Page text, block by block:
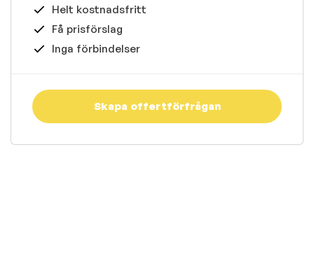
Helt kostnadsfritt
Få prisförslag
Inga förbindelser
Skapa offertförfrågan